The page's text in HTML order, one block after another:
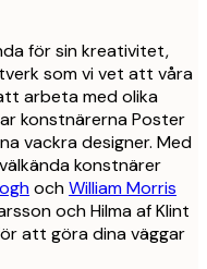
för sin kreativitet,
som vi vet att våra
arbeta med olika
konstnärerna Poster
vackra designer. Med
konstnärer
ochWilliam Morris
och Hilma af Klint
att göra dina väggar